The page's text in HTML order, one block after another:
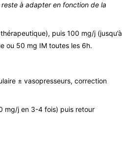
à adapter en fonction de la
puis 100 mg/j (jusqu’à
ou 50 mg IM toutes les 6h.
± vasopresseurs, correction
mg/j en 3-4 fois) puis retour